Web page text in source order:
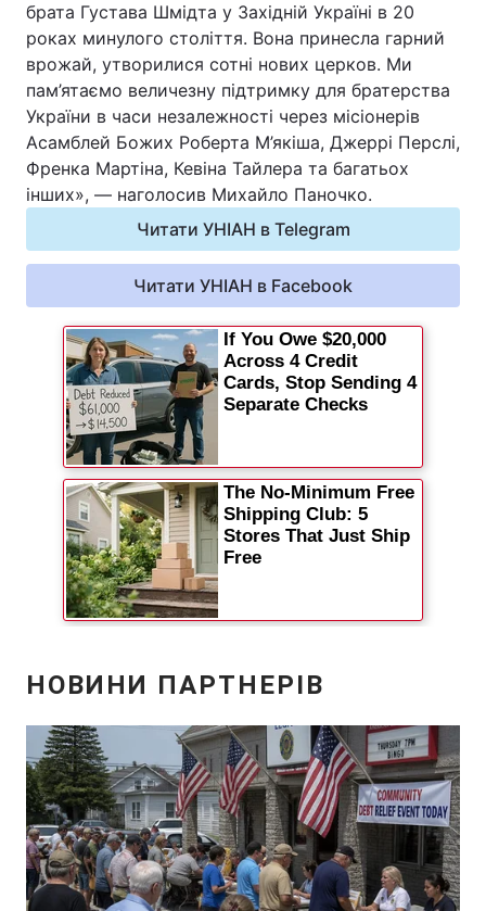
Контакти
ПОСЛУГИ
Реклама на сайті Фотобанк
Моніторинг Пресцентр
брата Густава Шмідта у Західній Україні в 20
роках минулого століття. Вона принесла гарний
врожай, утворилися сотні нових церков. Ми
пам’ятаємо величезну підтримку для братерства
України в часи незалежності через місіонерів
Асамблей Божих Роберта М’якіша, Джеррі Перслі,
Френка Мартіна, Кевіна Тайлера та багатьох
інших», — наголосив Михайло Паночко.
Читати УНІАН в Telegram
Читати УНІАН в Facebook